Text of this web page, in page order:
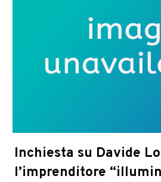
Inchiesta su Davide
l’imprenditore